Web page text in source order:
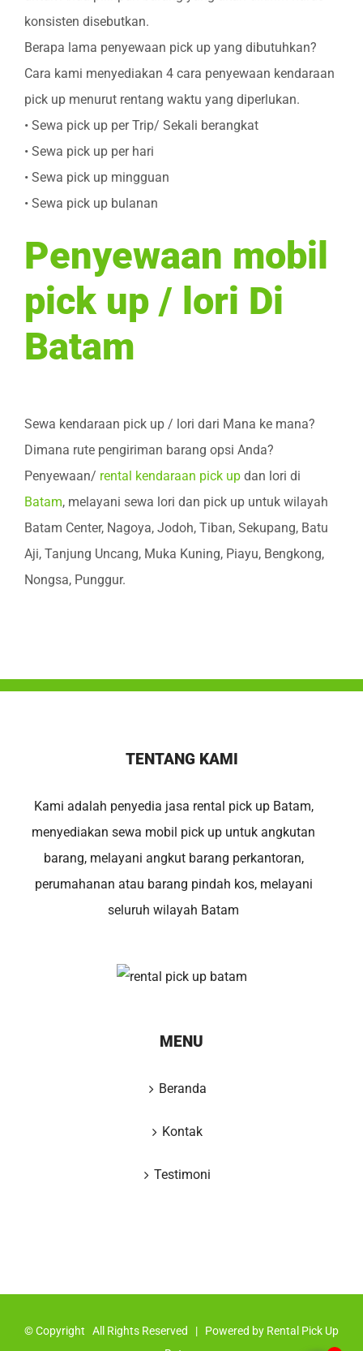
konsisten disebutkan.
Berapa lama penyewaan pick up yang dibutuhkan?
Cara kami menyediakan 4 cara penyewaan kendaraan
pick up menurut rentang waktu yang diperlukan.
• Sewa pick up per Trip/ Sekali berangkat
• Sewa pick up per hari
• Sewa pick up mingguan
• Sewa pick up bulanan
Penyewaan mobil
pick up / lori Di
Batam
Sewa kendaraan pick up / lori dari Mana ke mana?
Dimana rute pengiriman barang opsi Anda?
Penyewaan/ rental kendaraan pick up dan lori di
Batam, melayani sewa lori dan pick up untuk wilayah
Batam Center, Nagoya, Jodoh, Tiban, Sekupang, Batu
Aji, Tanjung Uncang, Muka Kuning, Piayu, Bengkong,
Nongsa, Punggur.
TENTANG KAMI
Kami adalah penyedia jasa rental pick up Batam,
menyediakan sewa mobil pick up untuk angkutan
barang, melayani angkut barang perkantoran,
perumahanan atau barang pindah kos, melayani
seluruh wilayah Batam
MENU
Beranda
Kontak
Testimoni
© Copyright All Rights Reserved | Powered by Rental Pick Up